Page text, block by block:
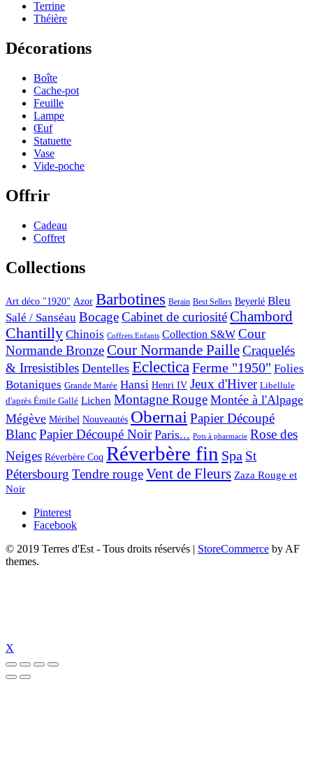
Terrine
Théière
Décorations
Boîte
Cache-pot
Feuille
Lampe
Œuf
Statuette
Vase
Vide-poche
Offrir
Cadeau
Coffret
Collections
Art déco "1920" Azor Barbotines Berain Best Sellers Beyerlé Bleu
Salé / Sanséau BocageCabinet de curiositéChambord
Chantilly Chinois Coffrets Enfants Collection S&W Cour
Normande BronzeCour Normande PailleCraquelés
& Irresistibles Dentelles EclecticaFerme "1950" Folies
Botaniques Grande Marée Hansi Henri IV Jeux d'Hiver Libellule
d'après Émile Gallé Lichen Montagne Rouge Montée à l'Alpage
Mégève Méribel Nouveautés ObernaiPapier Découpé
BlancPapier Découpé Noir Paris... Pots à pharmacie Rose des
Neiges Réverbère Coq Réverbère fin Spa St
Pétersbourg Tendre rougeVent de Fleurs Zaza Rouge et
Noir
Pinterest
Facebook
© 2019 Terres d'Est - Tous droits réservés
StoreCommerce by AF
themes.
X